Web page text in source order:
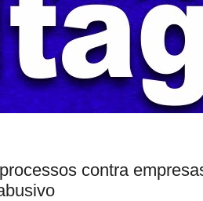
contra